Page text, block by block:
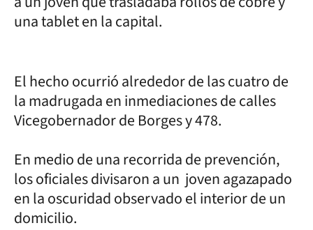
una tablet en la capital.
El hecho ocurrió alrededor de las cuatro de
la madrugada en inmediaciones de calles
Vicegobernador de Borges y 478.
En medio de una recorrida de prevención,
los oficiales divisaron a un joven agazapado
en la oscuridad observado el interior de un
domicilio.